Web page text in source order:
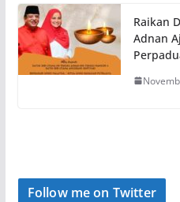
Raikan
Adnan
Follow me on Twitter